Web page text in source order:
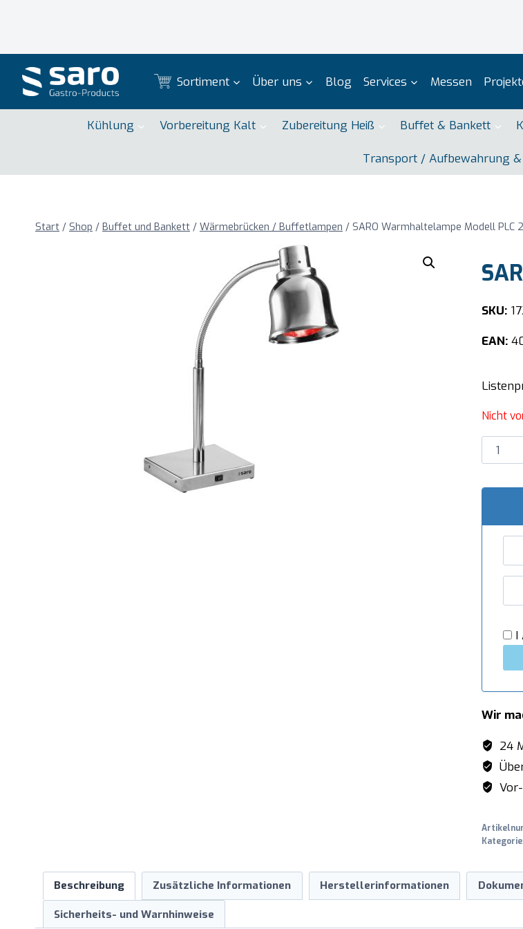
Sortiment Über uns Blog Services Messen
Kühlung Vorbereitung Kalt Zubereitung Heiß Buffet & Bankett
Transport / Aufbewahrung
Start / Shop / Buffet und Bankett / Wärmebrücken / Buffetlampen / SARO Warmhaltelampe Modell PLC
SKU:
EAN:
Nicht
SARO
Menge
I
Wir
24
Beschreibung Zusätzliche Informationen Herstellerinformationen
Sicherheits- und Warnhinweise